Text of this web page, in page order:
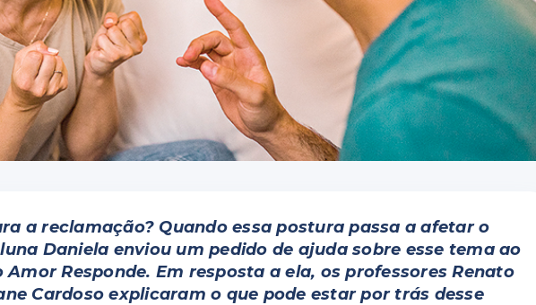
a reclamação? Quando essa postura passa a afetar o
Daniela enviou um pedido de ajuda sobre esse tema ao
Responde. Em resposta a ela, os professores Renato
Cardoso explicaram o que pode estar por trás desse